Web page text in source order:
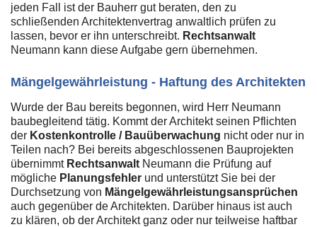
jeden Fall ist der Bauherr gut beraten, den zu
schließenden Architektenvertrag anwaltlich prüfen zu
lassen, bevor er ihn unterschreibt. Rechtsanwalt
Neumann kann diese Aufgabe gern übernehmen.
Mängelgewährleistung - Haftung des Architekten
Wurde der Bau bereits begonnen, wird Herr Neumann
baubegleitend tätig. Kommt der Architekt seinen Pflichten
der Kostenkontrolle / Bauüberwachung nicht oder nur in
Teilen nach? Bei bereits abgeschlossenen Bauprojekten
übernimmt Rechtsanwalt Neumann die Prüfung auf
mögliche Planungsfehler und unterstützt Sie bei der
Durchsetzung von Mängelgewährleistungsansprüchen
auch gegenüber de Architekten. Darüber hinaus ist auch
zu klären, ob der Architekt ganz oder nur teilweise haftbar